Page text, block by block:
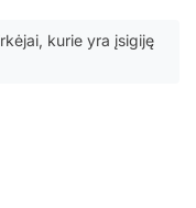
kurie yra įsigiję